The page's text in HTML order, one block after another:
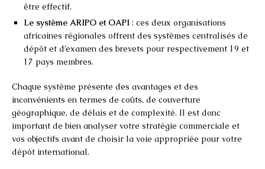
être effectif.
Le système ARIPO et OAPI : ces deux organisations
africaines régionales offrent des systèmes centralisés de
dépôt et d’examen des brevets pour respectivement 19 et
17 pays membres.
Chaque système présente des avantages et des
inconvénients en termes de coûts, de couverture
géographique, de délais et de complexité. Il est donc
important de bien analyser votre stratégie commerciale et
vos objectifs avant de choisir la voie appropriée pour votre
dépôt international.